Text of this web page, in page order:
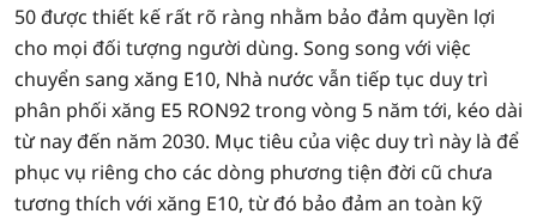
50 được thiết kế rất rõ ràng nhằm bảo đảm quyền lợi
cho mọi đối tượng người dùng. Song song với việc
chuyển sang xăng E10, Nhà nước vẫn tiếp tục duy trì
phân phối xăng E5 RON92 trong vòng 5 năm tới, kéo dài
từ nay đến năm 2030. Mục tiêu của việc duy trì này là để
phục vụ riêng cho các dòng phương tiện đời cũ chưa
tương thích với xăng E10, từ đó bảo đảm an toàn kỹ